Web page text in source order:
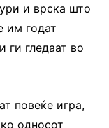
и врска што
им годат
ги гледаат во
повеќе игра,
односот